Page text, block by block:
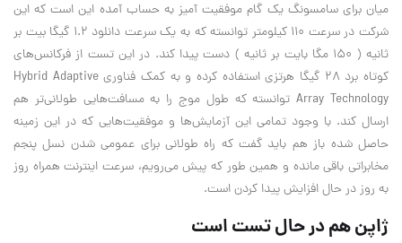
میان برای سامسونگ یک گام موفقیت آمیز به حساب آمده این است که این
شرکت در سرعت 110 کیلومتر توانسته که به یک سرعت دانلود 1.2 گیگا بیت بر
ثانیه ( 150 مگا بایت بر ثانیه ) دست پیدا کند. در این تست از فرکانس‌های
کوتاه برد 28 گیگا هرتزی استفاده کرده و به کمک فناوری Hybrid Adaptive
Array Technology توانسته که طول موج را به مسافت‌هایی طولانی‌تر هم
ارسال کند. با وجود تمامی این آزمایش‌ها و موفقیت‌هایی که در این زمینه
حاصل شده باز هم باید گفت که راه طولانی برای عمومی شدن نسل پنجم
مخابراتی باقی مانده و همین طور که پیش می‌رویم، سرعت اینترنت همراه روز
به روز در حال افزایش پیدا کردن است.
ژاپن هم در حال تست است